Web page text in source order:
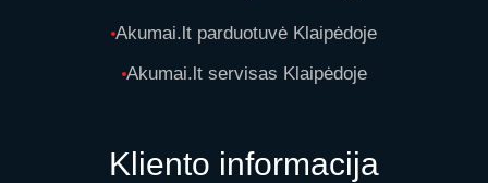
Akumai.lt parduotuvė Klaipėdoje
Akumai.lt servisas Klaipėdoje
Kliento informacija